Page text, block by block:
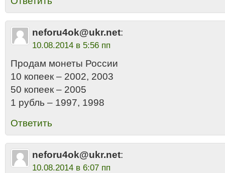
neforu4ok@ukr.net:
10.08.2014 в 5:56 пп
Продам монеты России
10 копеек – 2002, 2003
50 копеек – 2005
1 рубль – 1997, 1998
Ответить
neforu4ok@ukr.net:
10.08.2014 в 6:07 пп